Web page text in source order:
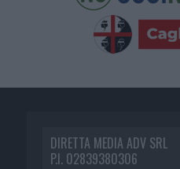
DIRETTA MEDIA ADV SRL
P.I. 02839380306